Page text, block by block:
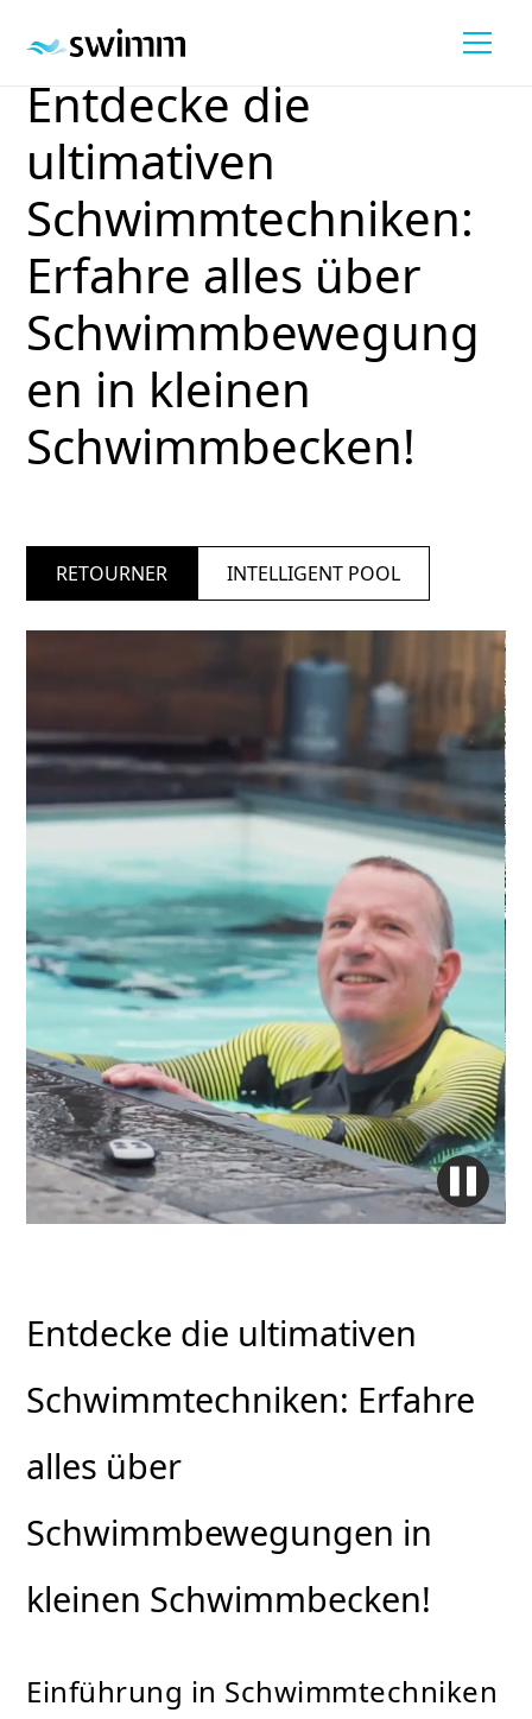
Entdecke die
ultimativen
Schwimmtechniken:
Erfahre alles über
Schwimmbewegung
en in kleinen
Schwimmbecken!
RETOURNER INTELLIGENT POOL
Entdecke die ultimativen
Schwimmtechniken: Erfahre
alles über
Schwimmbewegungen in
kleinen Schwimmbecken!
Einführung in Schwimmtechniken